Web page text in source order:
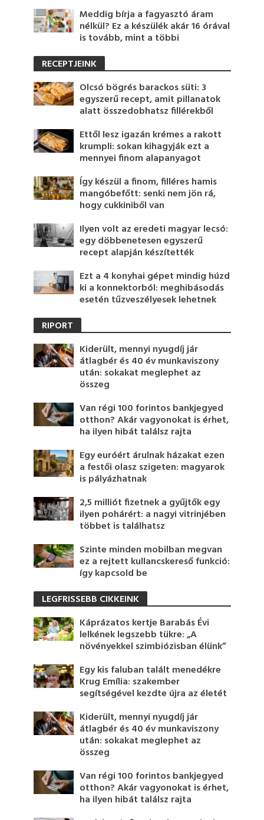
Meddig bírja a fagyasztó áram
nélkül? Ez a készülék akár 16 órával
is tovább, mint a többi
RECEPTJEINK
Olcsó bögrés barackos süti: 3
egyszerű recept, amit pillanatok
alatt összedobhatsz fillérekből
Ettől lesz igazán krémes a rakott
krumpli: sokan kihagyják ezt a
mennyei finom alapanyagot
Így készül a finom, filléres hamis
mangóbefőtt: senki nem jön rá,
hogy cukkiniből van
Ilyen volt az eredeti magyar lecsó:
egy döbbenetesen egyszerű
recept alapján készítették
Ezt a 4 konyhai gépet mindig húzd
ki a konnektorból: meghibásodás
esetén tűzveszélyesek lehetnek
RIPORT
Kiderült, mennyi nyugdíj jár
átlagbér és 40 év munkaviszony
után: sokakat meglephet az
összeg
Van régi 100 forintos bankjegyed
otthon? Akár vagyonokat is érhet,
ha ilyen hibát találsz rajta
Egy euróért árulnak házakat ezen
a festői olasz szigeten: magyarok
is pályázhatnak
2,5 milliót fizetnek a gyűjtők egy
ilyen pohárért: a nagyi vitrinjében
többet is találhatsz
Szinte minden mobilban megvan
ez a rejtett kullancskereső funkció:
így kapcsold be
LEGFRISSEBB CIKKEINK
Káprázatos kertje Barabás Évi
lelkének legszebb tükre: „A
növényekkel szimbiózisban élünk”
Egy kis faluban talált menedékre
Krug Emília: szakember
segítségével kezdte újra az életét
Kiderült, mennyi nyugdíj jár
átlagbér és 40 év munkaviszony
után: sokakat meglephet az
összeg
Van régi 100 forintos bankjegyed
otthon? Akár vagyonokat is érhet,
ha ilyen hibát találsz rajta